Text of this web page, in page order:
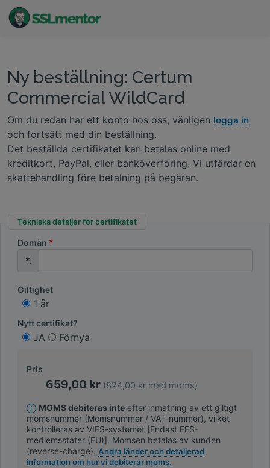
internetprojekt.
Ny beställning: Certum
Commercial WildCard
Om du redan har ett konto hos oss, vänligen logga in
och fortsätt med din beställning.
Det beställda certifikatet kan betalas online med
kreditkort, PayPal, eller banköverföring. Vi utfärdar en
skattehandling före betalning på begäran.
Tekniska detaljer för certifikatet
Domän
*.
Giltighet
1 år
Nytt certifikat?
JA Förnya
Pris
659,00 kr (824,00 kr med moms)
MOMS debiteras inte efter inmatning av ett giltigt
momsnummer (Momsnummer / VAT-nummer), vilket
kontrolleras av VIES-systemet [Endast EES-
medlemsstater (EU)]. Momsen betalas av kunden
(reverse-charge). Andra länder och detaljerad
information om hur vi debiterar moms.